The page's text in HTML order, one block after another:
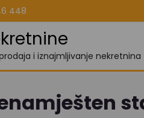
448
i iznajmljivanje nekretnina